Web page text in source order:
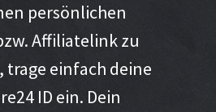
persönlichen
Affiliatelink zu
trage einfach deine
ID ein. Dein